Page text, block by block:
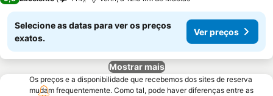
Selecione as datas para ver os preços
exatos.
Ver preços
Mostrar mais
Os preços e a disponibilidade que recebemos dos sites de reserva
mudam frequentemente. Como tal, pode haver diferenças entre as